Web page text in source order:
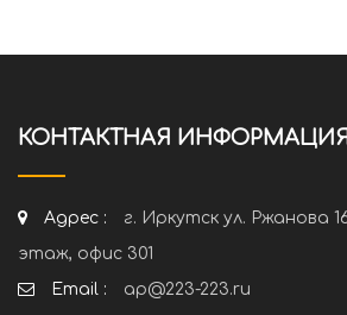
КОНТАКТНАЯ
Адрес :
г. Иркутск ул. Ржанова
этаж, офис 301
Email :
ap@223-223.ru